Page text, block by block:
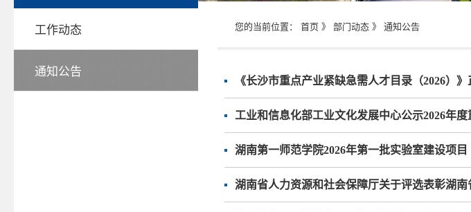
工作动态
通知公告
您的当前位置： 首页 》 部门动态 》 通知公告
《长沙市重点产业紧缺急需人才目录（2026）
工业和信息化部工业文化发展中心公示2026年
湖南第一师范学院2026年第一批实验室建设项
湖南省人力资源和社会保障厅关于评选表彰湖